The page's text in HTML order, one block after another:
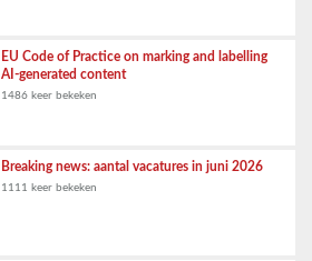
EU Code of Practice on marking and labelling
AI-generated content
1486 keer bekeken
Breaking news: aantal vacatures in juni 2026
1111 keer bekeken